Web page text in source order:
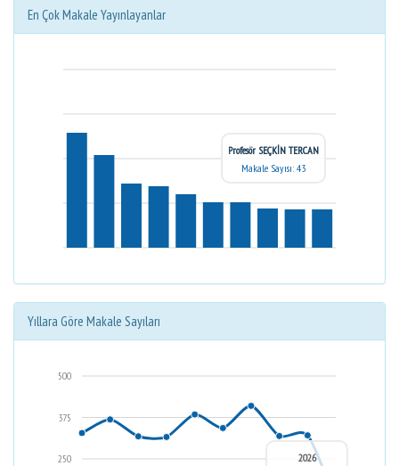
En Çok Makale Yayınlayanlar
Profesör SEÇKİN TERCAN
Makale Sayısı: 43
Yıllara Göre Makale Sayıları
250
375
500
2026